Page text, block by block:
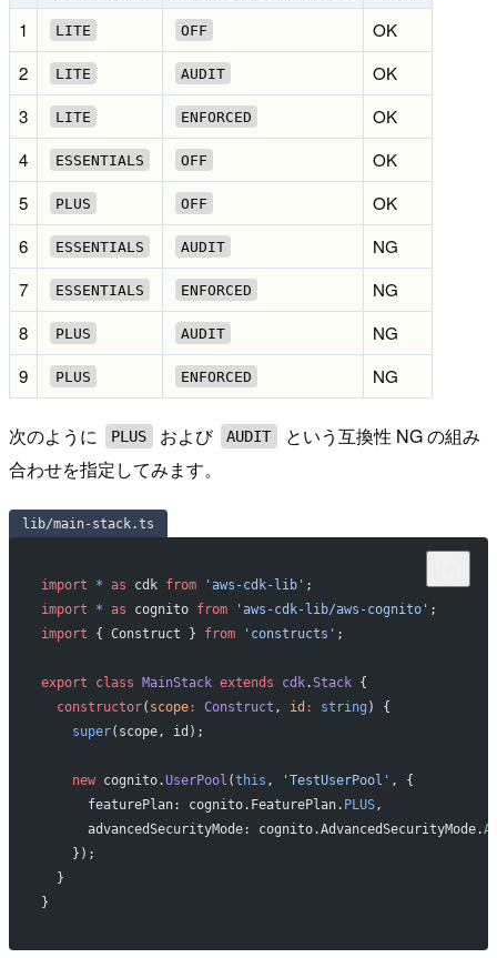
1 LITE OFF
OK
2
LITE AUDIT
OK
3
LITE ENFORCED
OK
4
ESSENTIALS OFF
OK
5
PLUS OFF
OK
6
ESSENTIALS AUDIT
NG
7
ESSENTIALS ENFORCED
NG
8
PLUS AUDIT
NG
9
PLUS ENFORCED NG
次のように PLUS および AUDIT
という互換性 NG の組み
合わせを指定してみます。
lib/main-stack.ts
import * as cdk from 'aws-cdk-lib' ;
import * as cognito from 'aws-cdk-lib/aws-cognito' ;
import { Construct } from 'constructs' ;
export class MainStack extends cdk.Stack {
  constructor
( scope: Construct , id : string ) {
    super
(scope, id);
    new
cognito.UserPool (this , 'TestUserPool' , {
      featurePlan: cognito.FeaturePlan.
PLUS,
      advancedSecurityMode: cognito.AdvancedSecurityMode.
    });
  }
}